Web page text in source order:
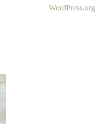
WordPress.org